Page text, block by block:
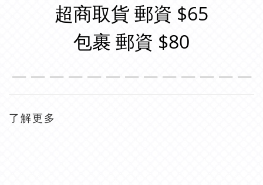
超商取貨 郵資 $65
包裹 郵資 $80
了解更多